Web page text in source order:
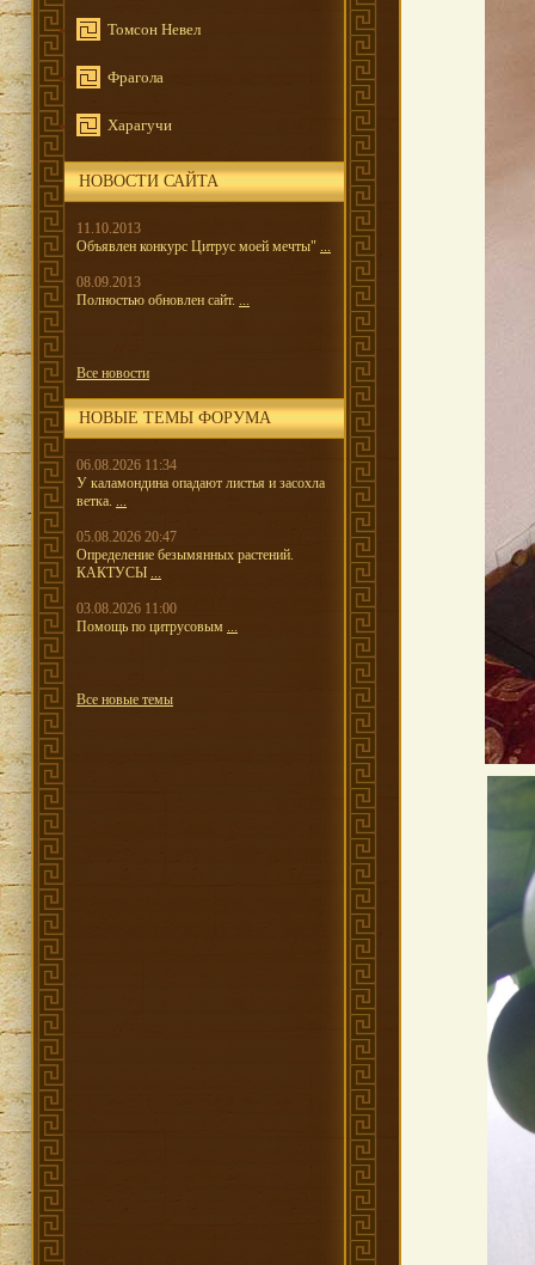
Томсон Невел
Фрагола
Харагучи
НОВОСТИ САЙТА
11.10.2013
Объявлен конкурс Цитрус моей мечты" ...
08.09.2013
Полностью обновлен сайт. ...
Все новости
НОВЫЕ ТЕМЫ ФОРУМА
06.08.2026 11:34
У каламондина опадают листья и засохла
ветка. ...
05.08.2026 20:47
Определение безымянных растений.
КАКТУСЫ ...
03.08.2026 11:00
Помощь по цитрусовым ...
Все новые темы